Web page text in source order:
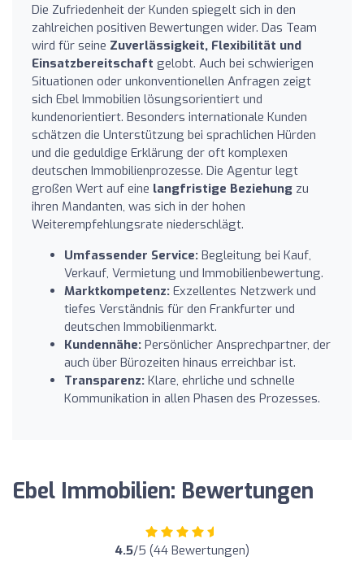
Die Zufriedenheit der Kunden spiegelt sich in den
zahlreichen positiven Bewertungen wider. Das Team
wird für seine Zuverlässigkeit, Flexibilität und
Einsatzbereitschaft gelobt. Auch bei schwierigen
Situationen oder unkonventionellen Anfragen zeigt
sich Ebel Immobilien lösungsorientiert und
kundenorientiert. Besonders internationale Kunden
schätzen die Unterstützung bei sprachlichen Hürden
und die geduldige Erklärung der oft komplexen
deutschen Immobilienprozesse. Die Agentur legt
großen Wert auf eine langfristige Beziehung zu
ihren Mandanten, was sich in der hohen
Weiterempfehlungsrate niederschlägt.
Umfassender Service: Begleitung bei Kauf,
Verkauf, Vermietung und Immobilienbewertung.
Marktkompetenz: Exzellentes Netzwerk und
tiefes Verständnis für den Frankfurter und
deutschen Immobilienmarkt.
Kundennähe: Persönlicher Ansprechpartner, der
auch über Bürozeiten hinaus erreichbar ist.
Transparenz: Klare, ehrliche und schnelle
Kommunikation in allen Phasen des Prozesses.
Ebel Immobilien: Bewertungen
4.5/5 (44 Bewertungen)